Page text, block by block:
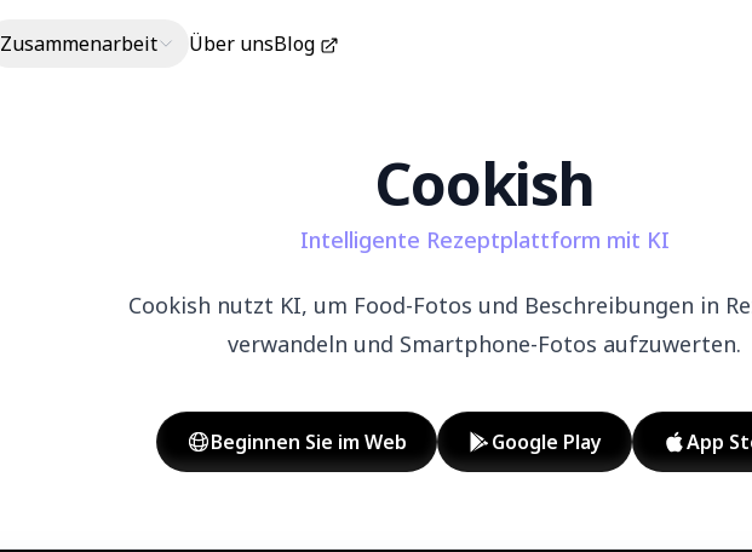
Zusammenarbeit Über unsBlog
Cookish
Intelligente Rezeptplattform mit KI
Cookish nutzt KI, um Food-Fotos und Beschreibungen in
verwandeln und Smartphone-Fotos aufzuwerten.
Beginnen Sie im Web Google Play App